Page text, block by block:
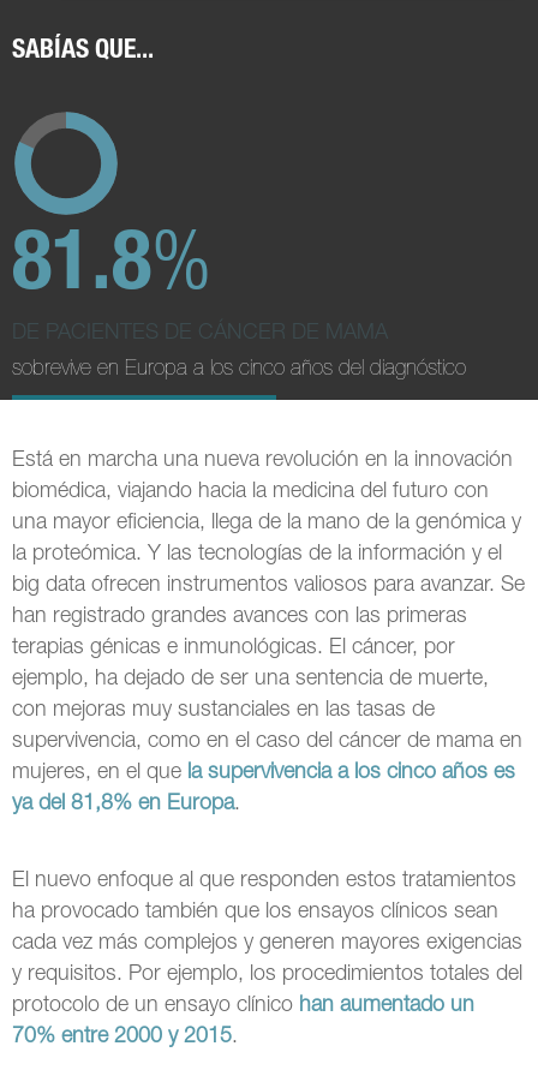
SABÍAS QUE...
81.8%
DE PACIENTES DE CÁNCER DE MAMA
sobrevive en Europa a los cinco años del diagnóstico
Está en marcha una nueva revolución en la innovación
biomédica, viajando hacia la medicina del futuro con
una mayor eficiencia, llega de la mano de la genómica y
la proteómica. Y las tecnologías de la información y el
big data ofrecen instrumentos valiosos para avanzar. Se
han registrado grandes avances con las primeras
terapias génicas e inmunológicas. El cáncer, por
ejemplo, ha dejado de ser una sentencia de muerte,
con mejoras muy sustanciales en las tasas de
supervivencia, como en el caso del cáncer de mama en
mujeres, en el que la supervivencia a los cinco años es
ya del 81,8% en Europa.
El nuevo enfoque al que responden estos tratamientos
ha provocado también que los ensayos clínicos sean
cada vez más complejos y generen mayores exigencias
y requisitos. Por ejemplo, los procedimientos totales del
protocolo de un ensayo clínico han aumentado un
70% entre 2000 y 2015.